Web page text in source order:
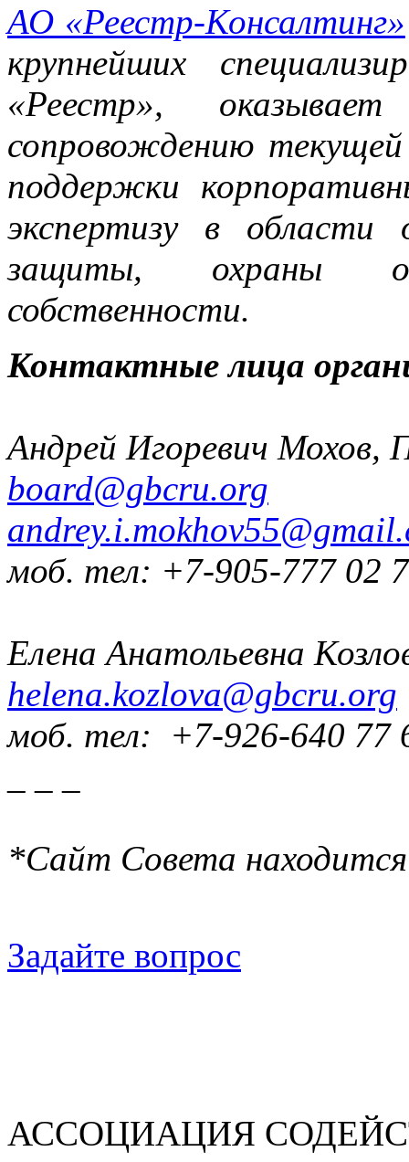
АО «Реестр-Консалтинг»
крупнейших
«Реестр»,
сопровождению
поддержки
экспертизу в области
защиты, охраны
собственности.
Контактные лица
Андрей Игоревич Мохов,
board@gbcru.org
моб. тел: +7-905-777 02
Елена Анатольевна
helena.kozlova@gbcru.org
моб. тел: +7-926-640 77
*Сайт Совета находится
Задайте вопрос
АССОЦИАЦИЯ